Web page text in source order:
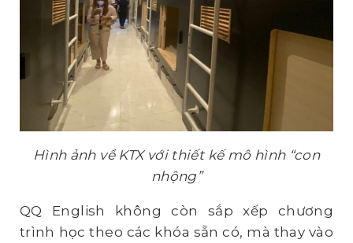
Hình ảnh về KTX với thiết kế mô hình “con
nhộng”
QQ English không còn sắp xếp chương
trình học theo các khóa sẵn có, mà thay vào